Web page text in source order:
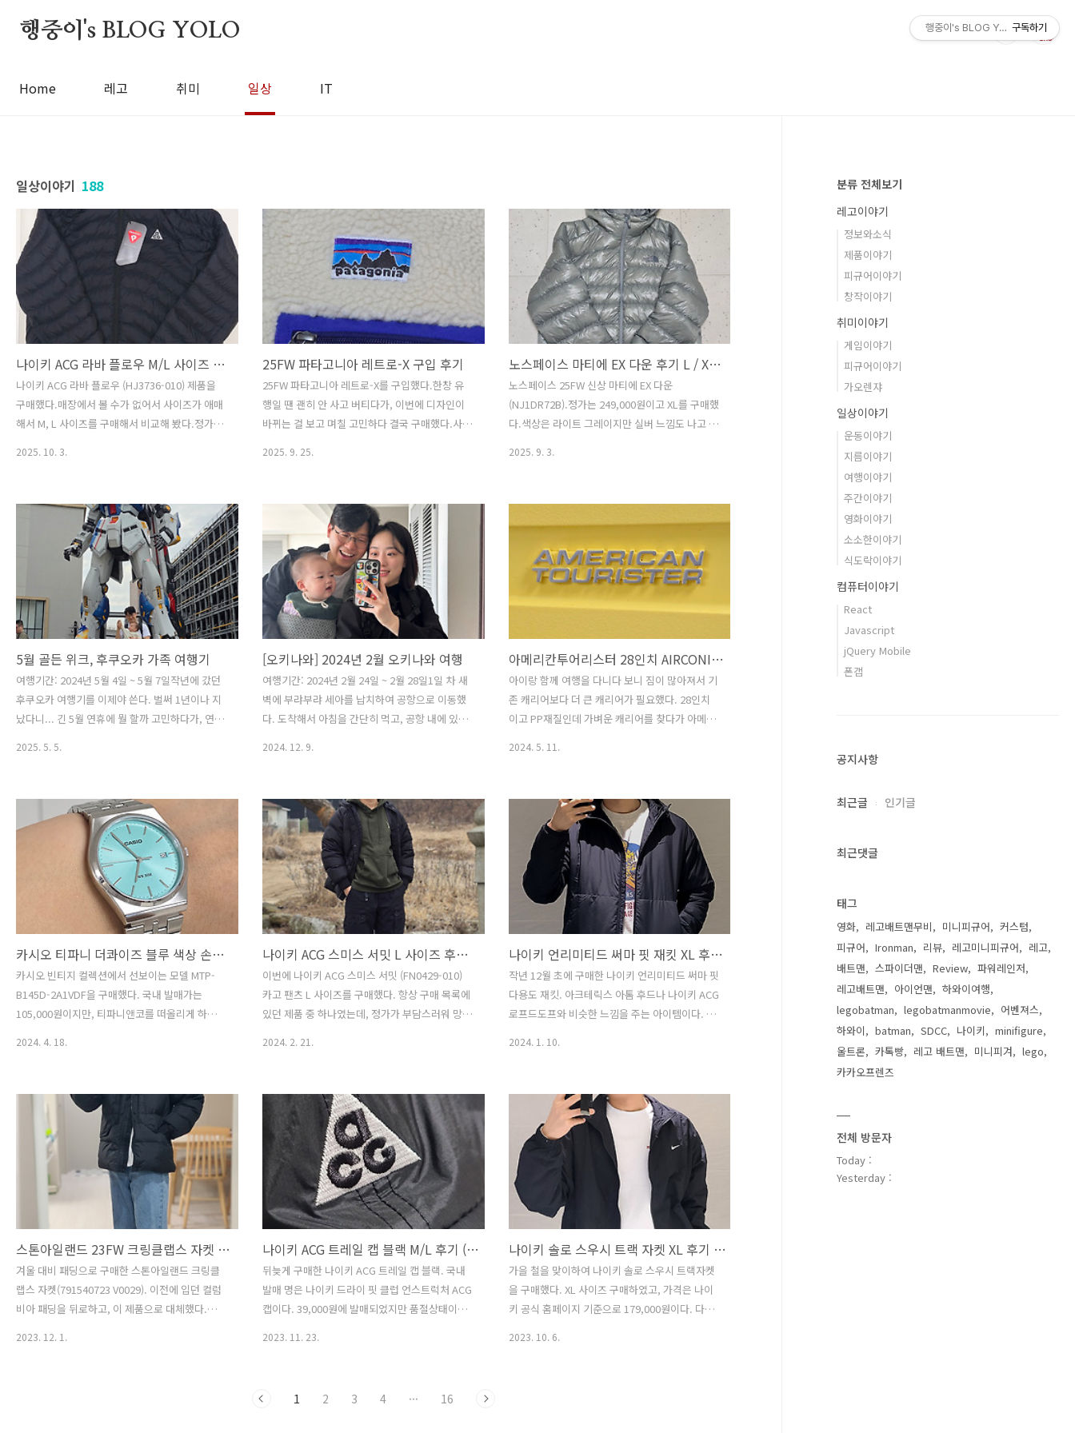
행중이's BLOG YOLO
Home 레고 취미 일상 IT
일상이야기 188
나이키 ACG 라바 플로우 M/L 사이즈 후기 (HJ3736-010)
나이키 ACG 라바 플로우 (HJ3736-010) 제품을
구매했다.매장에서 볼 수가 없어서 사이즈가 애매
해서 M, L 사이즈를 구매해서 비교해 봤다.정가는
달려있다.극한의 추위에도 몸을 따뜻하게 유지해
주는 써마 핏 ADV이 적용되었다.충전재는 프리마
로프트 인데.. 그냥 솜패딩이라고 봐도 무방할 듯
하다.가격을 생각하면 아쉬운 점!내부에는 라바플
로우 택이 붙어있다. 텍사스에 위치한 빅밴드 국립
공원이 용암류에 의해 만들어졌다고 한다.보온이
필요하지 않을 땐 내부 포켓에 집어넣어 간편하게
보관할 수 있다.지퍼 한쪽에는 귀여운 지구본이 달
려있다.L 사이즈도..
2025. 10. 3.
25FW 파타고니아 레트로-X 구입 후기
25FW 파타고니아 레트로-X를 구입했다.한창 유
행일 땐 괜히 안 사고 버티다가, 이번에 디자인이
바뀌는 걸 보고 며칠 고민하다 결국 구매했다.사이
가 생각나는 딥파일 느낌으로 바뀌었다.포켓 사이
즈가 조금 작아지고 로고가 포켓 위로 이동한 점이
특징이다.내가 산 컬러는 다크 네츄럴 (DKNL). 재
밌는 건 이 컬러만 스카이라인 로고이다.다른 컬러
는 모두 P-6 로고인데, 이 포인트가 은근 마음에
들었다.기존 레트로-X는 방풍 멤브레인이 들어있
었으나 해당 모델 설명에는 빠져있어서 이제는 없
는 것 같다.대신 100% 리사이클 폴리에스터 태피
터로 안감 처리가 ..
2025. 9. 25.
노스페이스 마티에 EX 다운 후기 L / XL (NJ1DR72B)
노스페이스 25FW 신상 마티에 EX 다운
(NJ1DR72B).정가는 249,000원이고 XL를 구매했
다.색상은 라이트 그레이지만 실버 느낌도 나고 오
은 구매 시에 없었는데 뒤늦게 추가 되었다. 사이
즈가 감이 안와서 블랙은 L로 구매L 사이즈는 정핏
장감은 적당했다.반면 XL 사이즈는 세미 오버핏이
고 불편한 점은 없었으나 기장이 길어 보였다. 끈
으로 기장을 조절할 수 있어서 불편한 점이 없는
XL가 마음에 들어 블랙은 반품!
2025. 9. 3.
5월 골든 위크, 후쿠오카 가족 여행기
여행기간: 2024년 5월 4일 ~ 5월 7일작년에 갔던
후쿠오카 여행기를 이제야 쓴다. 벌써 1년이나 지
났다니... 긴 5월 연휴에 뭘 할까 고민하다가, 연휴
벽 5시, 인천공항 도착.! 후쿠오카 갈 때 만족스러
웠던 주차 대행 서비스를 이용했다. 미리 구매한
면세품을 수령하고, 유아 휴게실에서 잠시 대기하
다가 7시 40분 비행기를 탑승했다. 후쿠오카는 비
행시간이 약 1시간 20분 정도라 정말 편했다.현지
시간 기준 9시 도착. 미리 숙지해둔 대로 공항을 나
와 택시를 호출하여 숙소로 향했다. 친절한 택시
기사님께서 지금 후쿠오카 축제 기간라고 알려주
셨다.스테이 하..
2025. 5. 5.
[오키나와] 2024년 2월 오키나와 여행
여행기간: 2024년 2월 24일 ~ 2월 28일1일 차 새
벽에 부랴부랴 세아를 납치하여 공항으로 이동했
다. 도착해서 아침을 간단히 먹고, 공항 내에 있는
깨버림. 약 2시간 반 동안 칭얼거리지 않고 나하 공
항에 오전 11시 55분에 잘 도착했다. 우미카지 테
라스 미리 예약한 렌터카를 수령한 뒤 공항 근처에
위치한 우미카지 테라스로 이동했다. 입구 근처에
는 주차 공간이 부족했지만, 안쪽으로 조금 더 들
어가자 여유롭게 주차할 수 있었다. 계단식 구조로
이루어진 건물이라 가게를 찾는 데 약간 어려웠다.
공항과 가까운 관광지라 방문해 보았지만, 흐린 날
씨 탓인지..
2024. 12. 9.
아메리칸투어리스터 28인치 AIRCONIC 캐리어 후기 (88G06003)
아이랑 함께 여행을 다니다 보니 짐이 많아져서 기
존 캐리어보다 더 큰 캐리어가 필요했다. 28인치
이고 PP재질인데 가벼운 캐리어를 찾다가 아메리
에 구매할 수 있었다. 기존 28인치 캐리어는 4kg
에서 5kg 사이의 무게를 가졌지만, 아메리칸투어
리스터 에어코닉 캐리어 무게는 3.2kg로 더 가볍
다. 또한 TSA 콤비네이션 장치가 상단에 장착되어
있고, 방수코팅된 지퍼와, 3년 글로벌 워런티가 특
징이다. 캐리어 높이가 있어서 손잡이는 짧은 편이
다. 더블 휠이 장착되어 있어 부드러운 핸들링을
보여준다. 내부엔 수납 오거나이저와 크로스 패킹
스트랩이 있다. 중간에 찍찍이가 ..
2024. 5. 11.
카시오 티파니 더콰이즈 블루 색상 손목시계 (MTP-B145D-2A1VDF)
카시오 빈티지 컬렉션에서 선보이는 모델 MTP-
B145D-2A1VDF을 구매했다. 국내 발매가는
105,000원이지만, 티파니앤코를 떠올리게 하는
제품에 이상은 없었다. 티쏘의 PRX 느낌도 풍기는
제품. 카시오 더콰이즈 블루 시계는 스테인리스 스
틸 소재로 제작되었고 5기압 방수가 가능하다. 또
한, 강화 미네랄 글라스 사용하여 어느 정도 내구
성을 보장한다. 럭투럭은 40mm인데 실제 글라스
는 30mm 정도 되어 약간 작은 느낌이 든다. 브레
이슬릿도 매우 크게 제작되어서, 손목이 굵은 사람
도 무리 없이 착용가능할 듯싶다. 5칸을 줄이니 여
유롭게 맞았다. 카시오 ..
2024. 4. 18.
나이키 ACG 스미스 서밋 L 사이즈 후기 (FN0429-010)
이번에 나이키 ACG 스미스 서밋 (FN0429-010)
카고 팬츠 L 사이즈를 구매했다. 항상 구매 목록에
있던 제품 중 하나였는데, 정가가 부담스러워 망설
있는 하이라이즈 허리밴드에 퀵 릴리즈 G 후크 버
클이 달린 가벼운 웨빙 벨트로 허리를 조절할 수
있어 편리하다. 우측엔 ACG 카라비너가 연결되어
있고 좌측엔 ACG 자수 로고가 새겨져 있다. 좌우
엔 카고 팬츠의 상징인 커다란 지퍼달린 주머니가
있고, 뒷면엔 하나의 포켓과 나이키 자수가 새겨져
있다. UPF 40+ 제품으로 자외선을 막아주고, 코듀
라 소재가 내구성을 높여 준다. 라벨 옆엔 스미스
서밋 라벨..
2024. 2. 21.
나이키 언리미티드 써마 핏 재킷 XL 후기 (FB7545-010)
작년 12월 초에 구매한 나이키 언리미티드 써마 핏
다용도 재킷. 아크테릭스 아톰 후드나 나이키 ACG
로프드도프와 비슷한 느낌을 주는 아이템이다. 제
자수로 되어 있다. 이 디테일이 구매에 한 몫했다.
지퍼들은 YKK 지퍼를 사용하고, 후드를 토글 조임
끈으로 조절할 수 있어 편리하다. 주머니 안감은
부드럽고 따듯하여, 겨울에 착용하기 적당하다. 밑
단 길이를 조절할 수 있는 끈도 있지만 한쪽에만
존재하고, 왼쪽 소매엔 써마 핏이라는 자수가 있
다. 다만 시보리는 널널한 편이라 고정 능력은 조
금 아쉽다. 옆구리에서 겨드랑이 부분까지 신축성
있는 소재..
2024. 1. 10.
스톤아일랜드 23FW 크링클랩스 자켓 L 후기 (791540723 V0029)
겨울 대비 패딩으로 구매한 스톤아일랜드 크링클
랩스 자켓(791540723 V0029). 이전에 입던 컬럼
비아 패딩을 뒤로하고, 이 제품으로 대체했다.
2023. 12. 1.
나이키 ACG 트레일 캡 블랙 M/L 후기 (FB6533-010)
뒤늦게 구매한 나이키 ACG 트레일 캡 블랙. 국내
발매 명은 나이키 드라이 핏 클럽 언스트럭처 ACG
캡이다. 39,000원에 발매되었지만 품절상태이고
ACG 로고가 매력적인 트레일 캡이다. 재생 폴리에
2023. 11. 23.
나이키 솔로 스우시 트랙 자켓 XL 후기 (DQ5201-010)
가을 철을 맞이하여 나이키 솔로 스우시 트랙자켓
을 구매했다. XL 사이즈 구매하였고, 가격은 나이
키 공식 홈페이지 기준으로 179,000원이다. 다양
2023. 10. 6.
1 2 3 4 ··· 16
분류 전체보기
레고이야기
정보와소식
제품이야기
피규어이야기
창작이야기
취미이야기
게임이야기
피규어이야기
가오렌쟈
일상이야기
운동이야기
지름이야기
여행이야기
주간이야기
영화이야기
소소한이야기
식도락이야기
컴퓨터이야기
React
Javascript
jQuery Mobile
폰갭
공지사항
최근글 인기글
최근댓글
태그
영화 레고배트맨무비 미니피규어
커스텀
피규어
Ironman 리뷰 레고미니피규어
레고
배트맨
스파이더맨 Review
파워레인저
레고배트맨
아이언맨
하와이여행
legobatman
legobatmanmovie
어벤져스
하와이
batman SDCC 나이키
minifigure
울트론
카톡빵 레고 배트맨 미니피겨
lego
카카오프렌즈
전체 방문자
Today :
Yesterday :
행중이's BLOG YOLO구독하기